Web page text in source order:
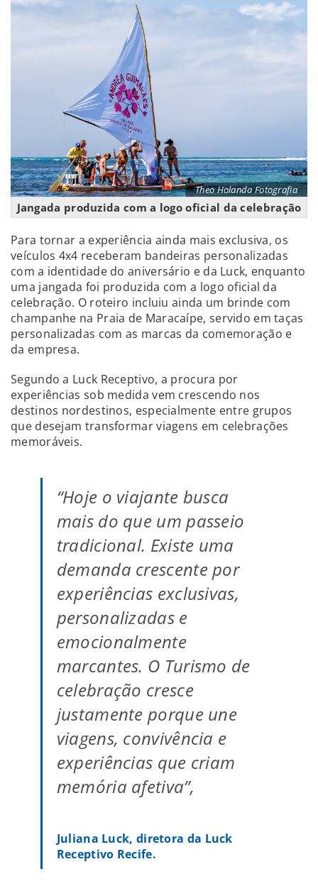
Theo Holanda Fotografia
Jangada produzida com a logo oficial da celebração
Para tornar a experiência ainda mais exclusiva, os
veículos 4x4 receberam bandeiras personalizadas
com a identidade do aniversário e da Luck, enquanto
uma jangada foi produzida com a logo oficial da
celebração. O roteiro incluiu ainda um brinde com
champanhe na Praia de Maracaípe, servido em taças
personalizadas com as marcas da comemoração e
da empresa.
Segundo a Luck Receptivo, a procura por
experiências sob medida vem crescendo nos
destinos nordestinos, especialmente entre grupos
que desejam transformar viagens em celebrações
memoráveis.
“Hoje o viajante busca
mais do que um passeio
tradicional. Existe uma
demanda crescente por
experiências exclusivas,
personalizadas e
emocionalmente
marcantes. O Turismo de
celebração cresce
justamente porque une
viagens, convivência e
experiências que criam
memória afetiva”,
Juliana Luck, diretora da Luck
Receptivo Recife.